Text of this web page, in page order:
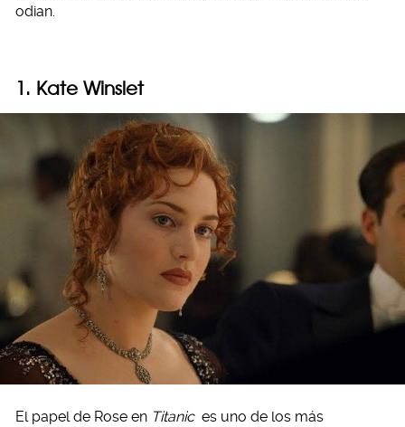
odian.
1. Kate Winslet
El papel de Rose en Titanic es uno de los más